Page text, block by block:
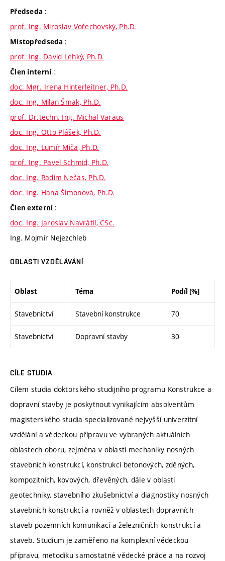
Předseda :
prof. Ing. Miroslav Vořechovský, Ph.D.
Místopředseda :
prof. Ing. David Lehký, Ph.D.
Člen interní :
doc. Mgr. Irena Hinterleitner, Ph.D.
doc. Ing. Milan Šmak, Ph.D.
prof. Dr.techn. Ing. Michal Varaus
doc. Ing. Otto Plášek, Ph.D.
doc. Ing. Lumír Miča, Ph.D.
prof. Ing. Pavel Schmid, Ph.D.
doc. Ing. Radim Nečas, Ph.D.
doc. Ing. Hana Šimonová, Ph.D.
Člen externí :
doc. Ing. Jaroslav Navrátil, CSc.
Ing. Mojmír Nejezchleb
OBLASTI VZDĚLÁVÁNÍ
Oblast Téma Podíl [%]
Stavebnictví Stavební konstrukce 70
Stavebnictví Dopravní stavby 30
CÍLE STUDIA
Cílem studia doktorského studijního programu Konstrukce a
dopravní stavby je poskytnout vynikajícím absolventům
magisterského studia specializované nejvyšší univerzitní
vzdělání a vědeckou přípravu ve vybraných aktuálních
oblastech oboru, zejména v oblasti mechaniky nosných
stavebních konstrukcí, konstrukcí betonových, zděných,
kompozitních, kovových, dřevěných, dále v oblasti
geotechniky, stavebního zkušebnictví a diagnostiky nosných
stavebních konstrukcí a rovněž v oblastech dopravních
staveb pozemních komunikací a železničních konstrukcí a
staveb. Studium je zaměřeno na komplexní vědeckou
přípravu, metodiku samostatné vědecké práce a na rozvoj